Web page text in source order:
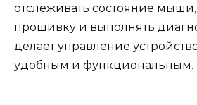
отслеживать состояние
прошивку и выполнять
делает управление
удобным и функциональным.